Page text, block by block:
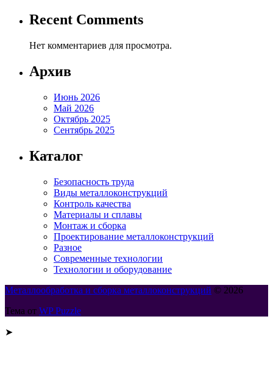
Recent Comments
Нет комментариев для просмотра.
Архив
Июнь 2026
Май 2026
Октябрь 2025
Сентябрь 2025
Каталог
Безопасность труда
Виды металлоконструкций
Контроль качества
Материалы и сплавы
Монтаж и сборка
Проектирование металлоконструкций
Разное
Современные технологии
Технологии и оборудование
Металлообработка и сборка металлоконструкций © 2026
Тема от WP Puzzle
➤